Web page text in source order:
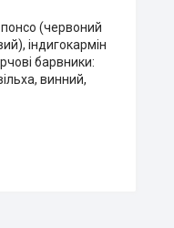
понсо (червоний
індигокармін
барвники:
винний,